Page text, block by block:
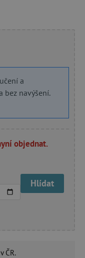
a
bez navýšení.
objednat.
Hlídat
v ČR.